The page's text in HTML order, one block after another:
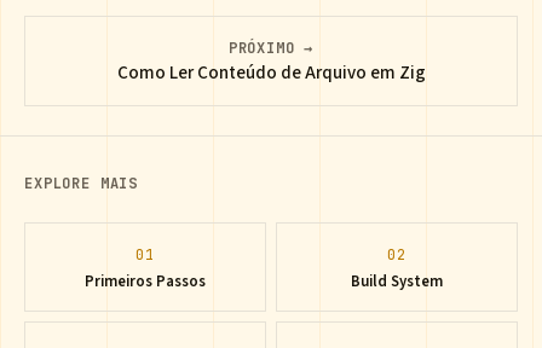
PRÓXIMO →
Como Ler Conteúdo de Arquivo em Zig
EXPLORE MAIS
01
Primeiros Passos
02
Build System